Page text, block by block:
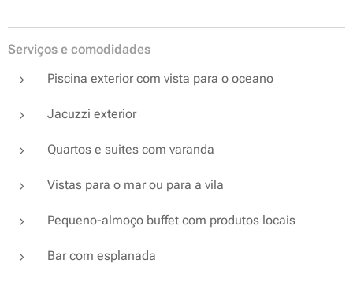
Serviços e comodidades
Piscina exterior com vista para o oceano
Jacuzzi exterior
Quartos e suites com varanda
Vistas para o mar ou para a vila
Pequeno-almoço buffet com produtos locais
Bar com esplanada